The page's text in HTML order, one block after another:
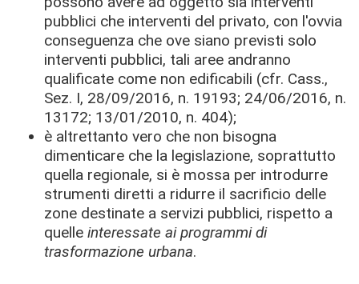
pubblici che interventi del privato, con l'ovvia
conseguenza che ove siano previsti solo
interventi pubblici, tali aree andranno
qualificate come non edificabili (cfr. Cass.,
Sez. I, 28/09/2016, n. 19193; 24/06/2016, n.
13172; 13/01/2010, n. 404);
è altrettanto vero che non bisogna
dimenticare che la legislazione, soprattutto
quella regionale, si è mossa per introdurre
strumenti diretti a ridurre il sacrificio delle
zone destinate a servizi pubblici, rispetto a
quelle interessate ai programmi di
trasformazione urbana.